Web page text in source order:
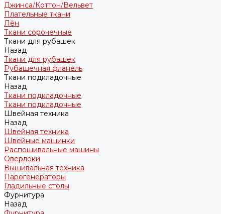
Джинса/Коттон/Вельвет
Плательные ткани
Лён
Ткани сорочечные
Ткани для рубашек
Назад
Ткани для рубашек
Рубашечная фланель
Ткани подкладочные
Назад
Ткани подкладочные
Ткани подкладочные
Швейная техника
Назад
Швейная техника
Швейные машинки
Распошивальные машины
Оверлоки
Вышивальная техника
Парогенераторы
Гладильные столы
Фурнитура
Назад